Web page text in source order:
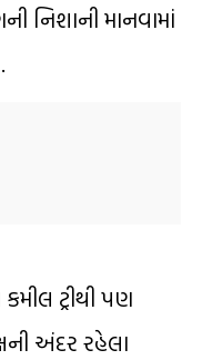
નિશાની માનવામાં
ટ્રીથી પણ
અંદર રહેલા